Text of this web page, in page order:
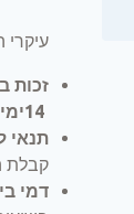
עיקרי
זכות
14
תנאי
קבלת
דמי